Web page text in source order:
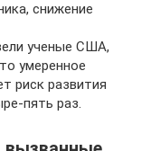
снижение
ученые США,
умеренное
риск развития
пять раз.